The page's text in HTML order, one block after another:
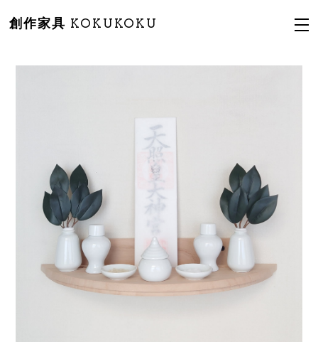
創作家具 KOKUKOKU